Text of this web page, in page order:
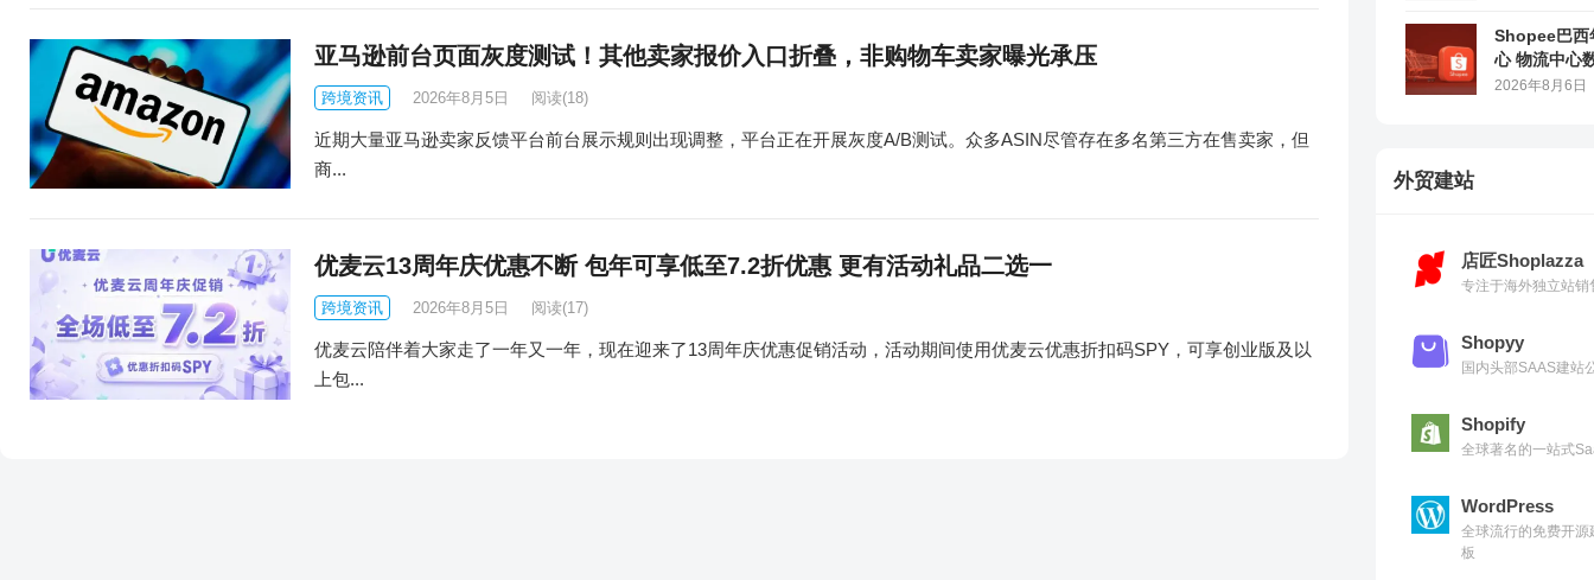
亚马逊前台页面灰度测试！其他卖家报价入口折叠，非购物车卖家曝光承压
跨境资讯 2026年8月5日 阅读(18)
近期大量亚马逊卖家反馈平台前台展示规则出现调整，平台正在开展灰度A/B测试。众多ASIN尽管存在多名第三方在售卖家，但
商...
优麦云13周年庆优惠不断 包年可享低至7.2折优惠 更有活动礼品二选一
跨境资讯 2026年8月5日 阅读(17)
优麦云陪伴着大家走了一年又一年，现在迎来了13周年庆优惠促销活动，活动期间使用优麦云优惠折扣码SPY，可享创业版及以
上包...
Shopee巴西
心 物流中心
2026年8月6日
外贸建站
店匠Shoplazza
专注于海外独立站
Shopyy
国内头部SAAS建站
Shopify
全球著名的一站式
WordPress
全球流行的免费开
板